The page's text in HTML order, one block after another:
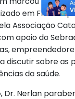
em
Associação
apoio do
discutir sobre as
da saúde.
Dr. Nerlan